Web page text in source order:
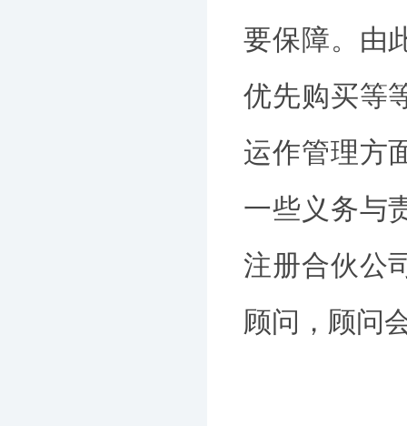
要保障。由
优先购买等
运作管理方
一些义务与
注册合伙公
顾问，顾问